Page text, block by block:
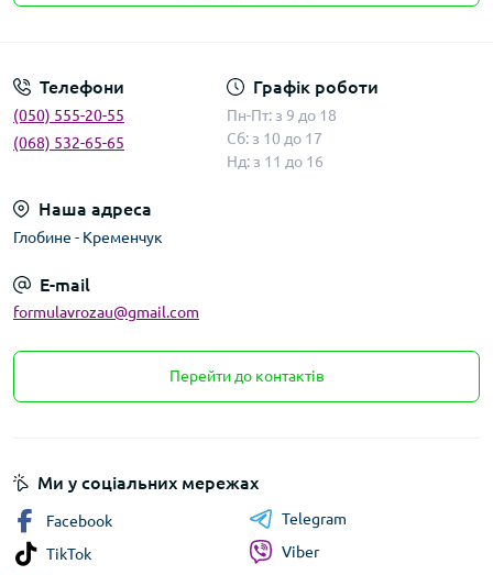
Телефони
(050) 555-20-55
(068) 532-65-65
Графік роботи
Пн-Пт: з 9 до 18
Сб: з 10 до 17
Нд: з 11 до 16
Наша адреса
Глобине - Кременчук
E-mail
formulavrozau@gmail.com
Перейти до контактів
Ми у соціальних мережах
Facebook
TikTok
Telegram
Viber